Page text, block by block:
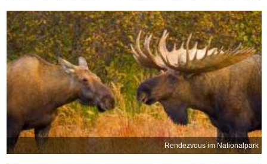
Rendezvous im Nationalpark